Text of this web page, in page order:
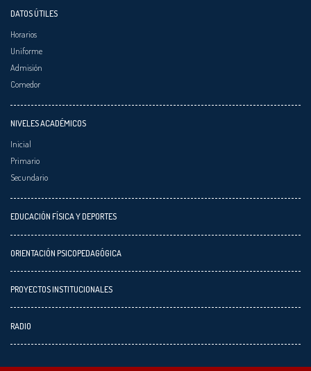
DATOS ÚTILES
Horarios
Uniforme
Admisión
Comedor
NIVELES ACADÉMICOS
Inicial
Primario
Secundario
EDUCACIÓN FÍSICA Y DEPORTES
ORIENTACIÓN PSICOPEDAGÓGICA
PROYECTOS INSTITUCIONALES
RADIO